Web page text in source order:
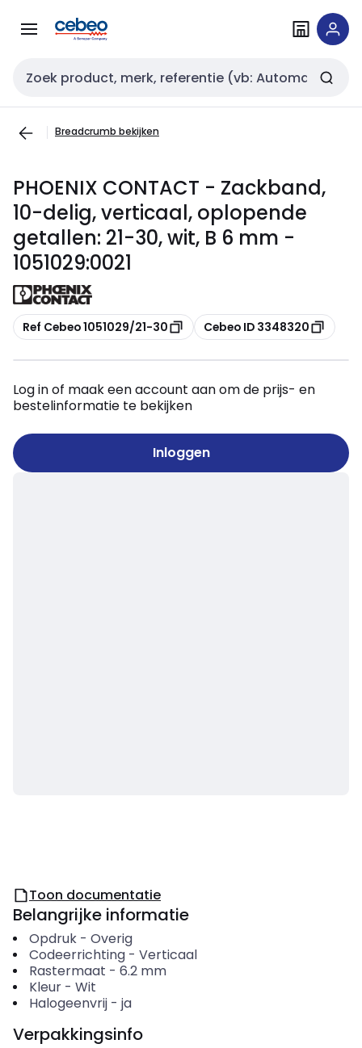
naar
naar
Zoekveld invoer
Breadcrumb bekijken
PHOENIX CONTACT - Zackband,
10-delig, verticaal, oplopende
getallen: 21-30, wit, B 6 mm -
1051029:0021
Kopiëren
Ref Cebeo 1051029/21-30 Kopiëren
Cebeo ID 3348320
Log in of maak een account aan om de prijs- en
bestelinformatie te bekijken
Inloggen
Toon documentatie
Belangrijke informatie
Opdruk- Overig
Codeerrichting- Verticaal
Rastermaat - 6.2 mm
Kleur- Wit
Halogeenvrij- ja
Verpakkingsinfo